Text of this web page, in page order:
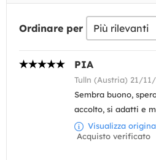
Ordinare per
PIA
Tulln (Austria) 21/
Sembra buono,
accolto, si adatti e
Visualizza
Acquisto verificato